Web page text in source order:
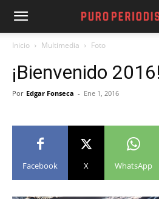
Inicio Multimedia Foto
¡Bienvenido 2016!
Por Edgar Fonseca - Ene 1, 2016
Facebook X WhatsApp